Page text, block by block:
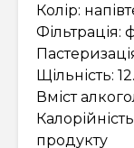
Колір:
Фільтрація:
Щільність:
Вміст
продукту